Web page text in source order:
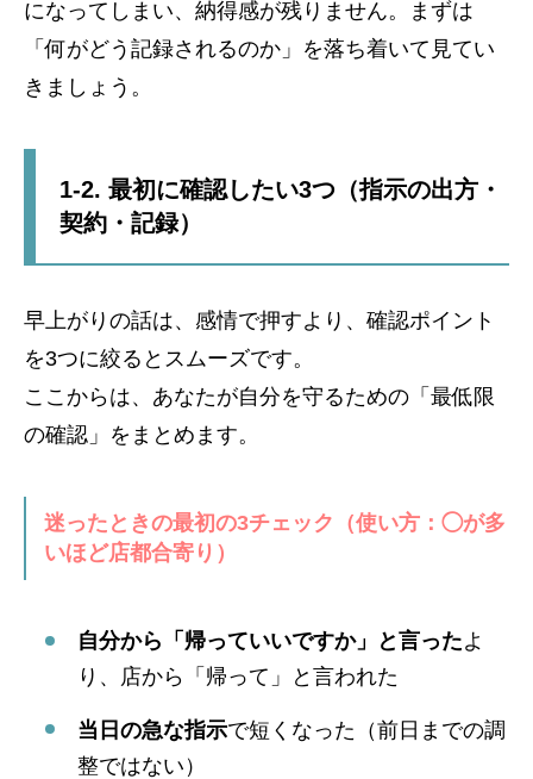
になってしまい、納得感が残りません。まずは
「何がどう記録されるのか」を落ち着いて見てい
きましょう。
1-2. 最初に確認したい3つ（指示の出方・
契約・記録）
早上がりの話は、感情で押すより、確認ポイント
を3つに絞るとスムーズです。
ここからは、あなたが自分を守るための「最低限
の確認」をまとめます。
迷ったときの最初の3チェック（使い方：◯が多
いほど店都合寄り）
自分から「帰っていいですか」と言ったよ
り、店から「帰って」と言われた
当日の急な指示で短くなった（前日までの調
整ではない）